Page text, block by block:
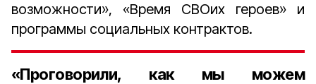
возможности», «Время СВОих героев» и
программы социальных контрактов.
«Проговорили, как мы можем